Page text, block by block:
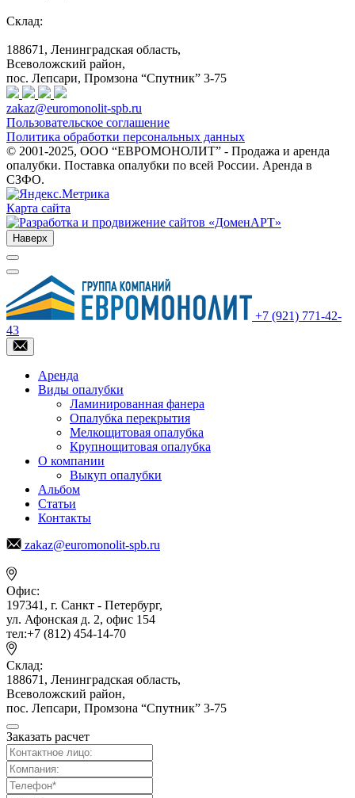
Склад:
188671, Ленинградская область,
Всеволожский район,
пос. Лепсари, Промзона “Спутник” 3-75
zakaz@euromonolit-spb.ru
Пользовательское соглашение
Политика обработки персональных данных
© 2001-2025, ООО “ЕВРОМОНОЛИТ” - Продажа и аренда
опалубки. Поставка опалубки по всей России. Аренда в
СЗФО.
Карта сайта
Наверх
+7 (921) 771-42-
43
Аренда
Виды опалубки
Ламинированная фанера
Опалубка перекрытия
Мелкощитовая опалубка
Крупнощитовая опалубка
О компании
Выкуп опалубки
Альбом
Статьи
Контакты
zakaz@euromonolit-spb.ru
Офис:
197341, г. Санкт - Петербург,
ул. Афонская д. 2, офис 154
тел:+7 (812) 454-14-70
Склад:
188671, Ленинградская область,
Всеволожский район,
пос. Лепсари, Промзона “Спутник” 3-75
Заказать расчет